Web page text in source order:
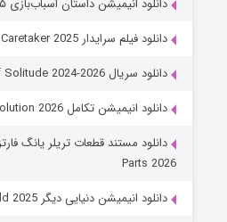
دانلود انیمیشن داستان اسباب‌بازی ۵ Toy Story 5 (2026)
دانلود فیلم سرایدار The Caretaker 2025
دانلود سریال One Hundred Years of Solitude 2024-2026
دانلود انیمیشن تکامل Evolution 2026
Parts 2026
دانلود انیمیشن دنیایی دیگر Another World 2025